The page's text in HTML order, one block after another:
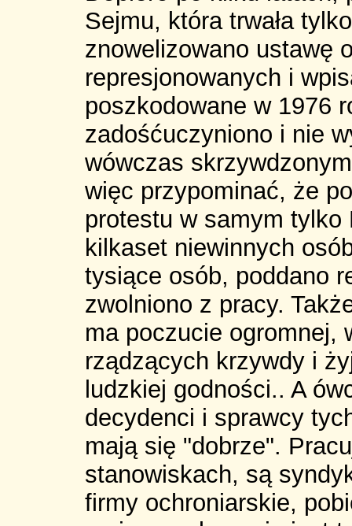
Sejmu, która trwała
znowelizowano ustawę
represjonowanych i
poszkodowane w 1976
zadośćuczyniono i nie
wówczas
więc przypominać, że
protestu w samym tylko
kilkaset niewinnych
tysiące osób, poddano
zwolniono z pracy.
ma poczucie ogromnej,
rządzących krzywdy i
ludzkiej godności.. A
decydenci i sprawcy
mają się "dobrze".
stanowiskach, są
firmy ochroniarskie,